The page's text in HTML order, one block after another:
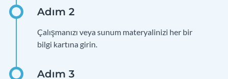
Çalışmanızı veya sunum materyalinizi her bir
bilgi kartına girin.